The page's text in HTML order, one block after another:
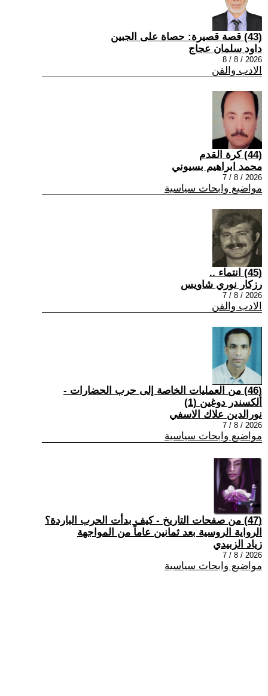
(43) قصة قصيرة: حصاة على الجبين
داود سلمان عجاج
2026 / 8 / 8
الادب والفن
(44) كرة القدم
محمد ابراهيم بسيوني
2026 / 8 / 7
مواضيع وابحاث سياسية
(45) انتماء ..
رزكار نوري شاويس
2026 / 8 / 7
الادب والفن
(46) من العمليات الخاصة إلى حرب الحضارات -
ألكسندر دوغين (1)
نورالدين علاك الاسفي
2026 / 8 / 7
مواضيع وابحاث سياسية
(47) من صفحات التاريخ - كيف بدأت الحرب الباردة؟
الرواية الروسية بعد ثمانين عاماً من المواجهة
زياد الزبيدي
2026 / 8 / 7
مواضيع وابحاث سياسية